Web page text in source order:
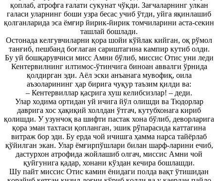
қоплаб, атрофга ғалати сукунат чўкди. Зағчаларнинг улкан
галаси уларнинг боши узра бесас учиб ўтди, уйга яқинлашиб
қолганларида эса ёмғир йирик-йирик томчиларини аста-секин
ташлай бошлади.
Остонада келгувчиларни қора шойи кўйлак кийган, оқ рўмол
танғиб, пешбанд боғлаган сариштагина кампир кутиб олди.
Бу уй бошқарувчиси мисс Амни бўлиб, миссис Отис уни леди
Кентервилнинг илтимос-ўтинчига биноан аввалги ўрнида
қолдирган эди. Аёл эски анъанага мувофиқ, оила
аъзоларининг ҳар бирига чуқур таъзим қилди ва:
– Кентервиллар қасрига хуш келибсизлар! – деди.
Улар ходима ортидан уй ичига йўл олишди ва Тюдорлар
даврига хос ҳақиқий холлдан ўтгач, кутубхонага кириб
қолишди. У узунчоқ ва шифти пастак хона бўлиб, деворларига
қора эман тахтаси қопланган, эшик рўпарасида каттагина
витраж бор эди. Бу ерда чой ичишга ҳамма нарса тайёрлаб
қўйилган экан. Улар ёмғирпўшлари билан шарф-ларини ечиб,
дастурхон атрофида жойлашиб олгач, миссис Амни чой
қуйгунига қадар, хонани кўздан кечира бошлашди.
Шу пайт миссис Отис камин ёнидаги полда вақт ўтишидан